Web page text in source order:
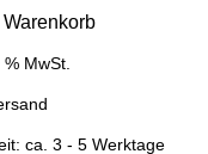
Warenkorb
MwSt.
ca. 3 - 5 Werktage